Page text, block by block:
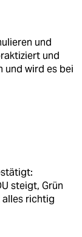
und
und
und wird es bei
steigt, Grün
alles richtig